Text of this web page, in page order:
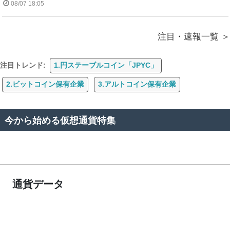
08/07 18:05
注目・速報一覧
注目トレンド: 1.円ステーブルコイン「JPYC」
2.ビットコイン保有企業 3.アルトコイン保有企業
今から始める仮想通貨特集
通貨データ